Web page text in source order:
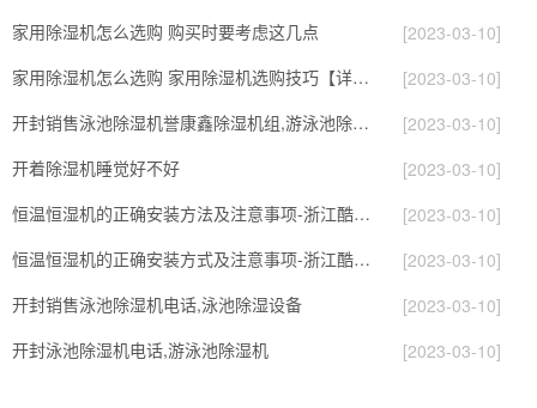
家用除湿机怎么选购 购买时要考虑这几点
[2023-03-10]
家用除湿机怎么选购 家用除湿机选购技巧【详解】
[2023-03-10]
开封销售泳池除湿机誉康鑫除湿机组,游泳池除湿机
[2023-03-10]
开着除湿机睡觉好不好
[2023-03-10]
恒温恒湿机的正确安装方法及注意事项-浙江酷环境
[2023-03-10]
恒温恒湿机的正确安装方式及注意事项-浙江酷尔环境
[2023-03-10]
开封销售泳池除湿机电话,泳池除湿设备
[2023-03-10]
开封泳池除湿机电话,游泳池除湿机
[2023-03-10]